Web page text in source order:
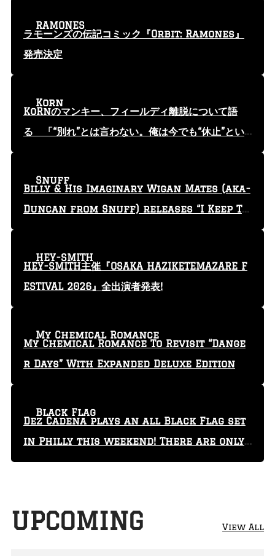
ラモーンズの伝記コミック『Orbit: Ramones』
発売決定
RAMONES
KoRnのマンキー、フィールディ離脱について語
る 「“別れ”とは言わない。俺は今でも“休止”とい
Korn
Billy & His Imaginary Wigan Mates (aka-
Duncan from Snuff) releases “I Keep Tr
Snuff
HEY-SMITH主催『OSAKA HAZIKETEMAZARE F
ESTIVAL 2026』全出演者発表!
HEY-SMITH
My Chemical Romance To Revisit “Dange
r Days” With Expanded Deluxe Edition
My Chemical Romance
Dez Cadena plays an all Black Flag set
in Philly this weekend! There are only
29 tickets left!
Black Flag
UPCOMING View All